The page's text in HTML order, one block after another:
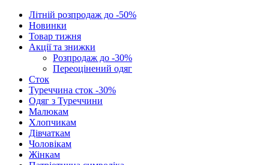
Літній розпродаж до -50%
Новинки
Товар тижня
Акції та знижки
Розпродаж до -30%
Переоцінений одяг
Сток
Туреччина сток -30%
Одяг з Туреччини
Малюкам
Хлопчикам
Дівчаткам
Чоловікам
Жінкам